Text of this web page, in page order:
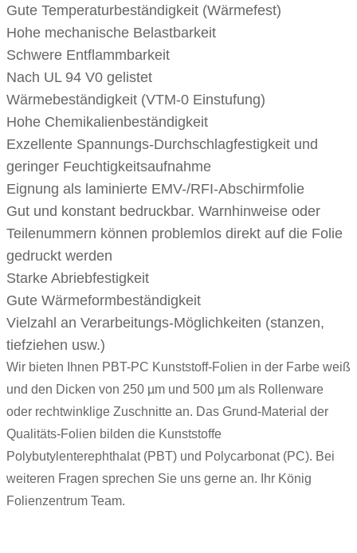
Gute Temperaturbeständigkeit (Wärmefest)
Hohe mechanische Belastbarkeit
Schwere Entflammbarkeit
Nach UL 94 V0 gelistet
Wärmebeständigkeit (VTM-0 Einstufung)
Hohe Chemikalienbeständigkeit
Exzellente Spannungs-Durchschlagfestigkeit und
geringer Feuchtigkeitsaufnahme
Eignung als laminierte EMV-/RFI-Abschirmfolie
Gut und konstant bedruckbar. Warnhinweise oder
Teilenummern können problemlos direkt auf die Folie
gedruckt werden
Starke Abriebfestigkeit
Gute Wärmeformbeständigkeit
Vielzahl an Verarbeitungs-Möglichkeiten (stanzen,
tiefziehen usw.)
Wir bieten Ihnen PBT-PC Kunststoff-Folien in der Farbe weiß
und den Dicken von 250 µm und 500 µm als Rollenware
oder rechtwinklige Zuschnitte an. Das Grund-Material der
Qualitäts-Folien bilden die Kunststoffe
Polybutylenterephthalat (PBT) und Polycarbonat (PC). Bei
weiteren Fragen sprechen Sie uns gerne an. Ihr König
Folienzentrum Team.